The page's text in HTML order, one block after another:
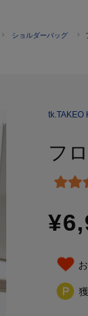
ショルダーバッグ
tk.TAKEO
フ